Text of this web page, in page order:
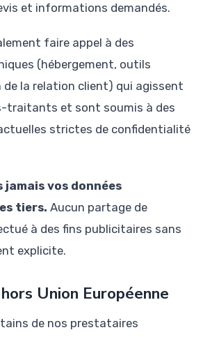
et informations demandés.
faire appel à des
(hébergement, outils
de la relation client) qui agissent
traitants et sont soumis à des
strictes de confidentialité
jamais vos données
tiers. Aucun partage de
à des fins publicitaires sans
explicite.
Union Européenne
de nos prestataires